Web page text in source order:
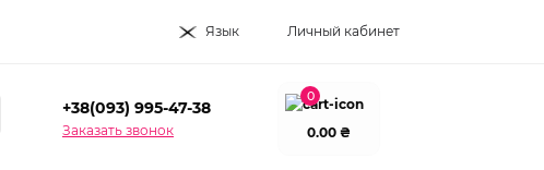
Язык Личный кабинет
+38(093) 995-47-38
Заказать звонок
0
0.00 ₴